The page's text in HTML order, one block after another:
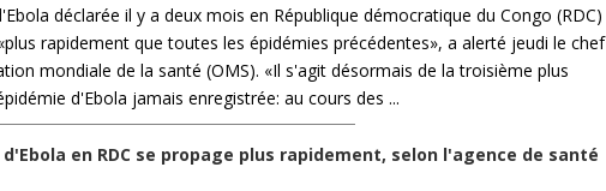
déclarée il y a deux mois en République démocratique du Congo (RDC)
rapidement que toutes les épidémies précédentes», a alerté jeudi le chef
mondiale de la santé (OMS). «Il s'agit désormais de la troisième plus
d'Ebola jamais enregistrée: au cours des ...
en RDC se propage plus rapidement, selon l'agence de santé